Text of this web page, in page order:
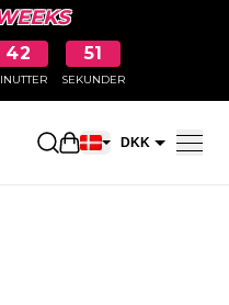
42 50
SEKUNDER
Åbn DKK